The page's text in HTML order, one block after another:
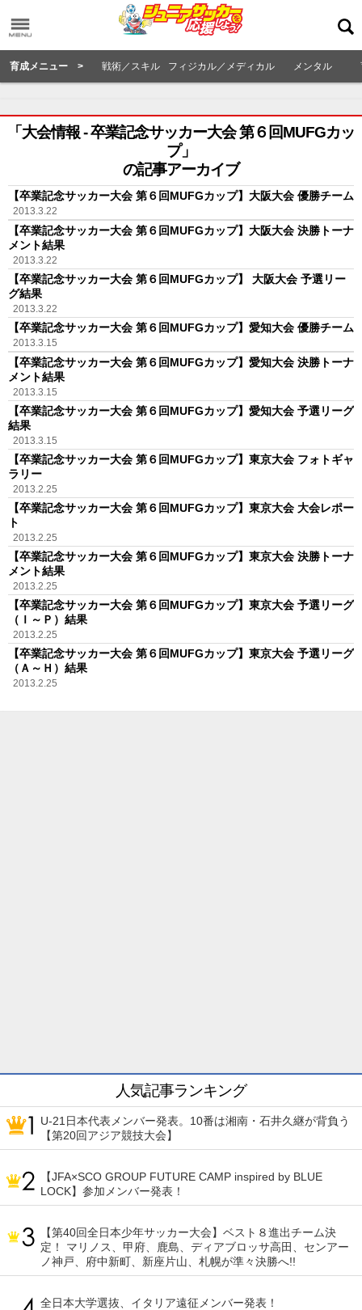
育成メニュー > 戦術／スキル フィジカル／メディカル メンタル
「大会情報 - 卒業記念サッカー大会 第６回MUFGカッ
プ」
の記事アーカイブ
【卒業記念サッカー大会 第６回MUFGカップ】大阪大会 優勝チーム
2013.3.22
【卒業記念サッカー大会 第６回MUFGカップ】大阪大会 決勝トーナ
メント結果
2013.3.22
【卒業記念サッカー大会 第６回MUFGカップ】 大阪大会 予選リー
グ結果
2013.3.22
【卒業記念サッカー大会 第６回MUFGカップ】愛知大会 優勝チーム
2013.3.15
【卒業記念サッカー大会 第６回MUFGカップ】愛知大会 決勝トーナ
メント結果
2013.3.15
【卒業記念サッカー大会 第６回MUFGカップ】愛知大会 予選リーグ
結果
2013.3.15
【卒業記念サッカー大会 第６回MUFGカップ】東京大会 フォトギャ
ラリー
2013.2.25
【卒業記念サッカー大会 第６回MUFGカップ】東京大会 大会レポー
ト
2013.2.25
【卒業記念サッカー大会 第６回MUFGカップ】東京大会 決勝トーナ
メント結果
2013.2.25
【卒業記念サッカー大会 第６回MUFGカップ】東京大会 予選リーグ
（Ｉ～Ｐ）結果
2013.2.25
【卒業記念サッカー大会 第６回MUFGカップ】東京大会 予選リーグ
（Ａ～Ｈ）結果
2013.2.25
人気記事ランキング
U-21日本代表メンバー発表。10番は湘南・石井久継が背負う
【第20回アジア競技大会】
【JFA×SCO GROUP FUTURE CAMP inspired by BLUE
LOCK】参加メンバー発表！
【第40回全日本少年サッカー大会】ベスト８進出チーム決
定！ マリノス、甲府、鹿島、ディアブロッサ高田、センアー
ノ神戸、府中新町、新座片山、札幌が準々決勝へ!!
全日本大学選抜、イタリア遠征メンバー発表！